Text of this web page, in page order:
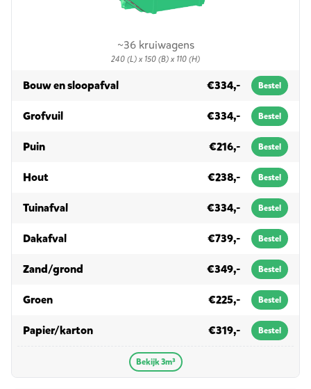
~36 kruiwagens
240 (L) x 150 (B) x 110 (H)
Bouw en sloopafvalin 3m³ €334,- Bestel
Grofvuilin 3m³ €334,- Bestel
Puinin 3m³ €216,- Bestel
Houtin 3m³ €238,- Bestel
Tuinafvalin 3m³ €334,- Bestel
Dakafvalin 3m³ €739,- Bestel
Zand/grond €349,- Bestel
Groenin 3m³ €225,- Bestel
Papier/kartonin 3m³ €319,- Bestel
Bekijk 3m³